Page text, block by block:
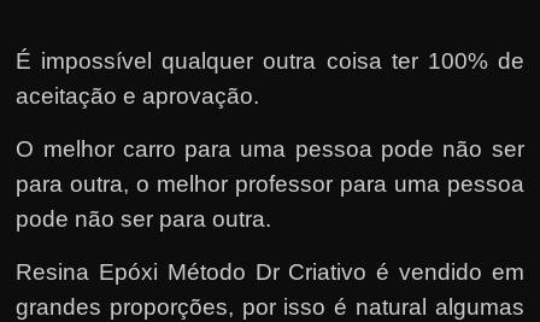
É impossível qualquer outra coisa ter 100% de
aceitação e aprovação.
O melhor carro para uma pessoa pode não ser
para outra, o melhor professor para uma pessoa
pode não ser para outra.
Resina Epóxi Método Dr Criativo é vendido em
grandes proporções, por isso é natural algumas